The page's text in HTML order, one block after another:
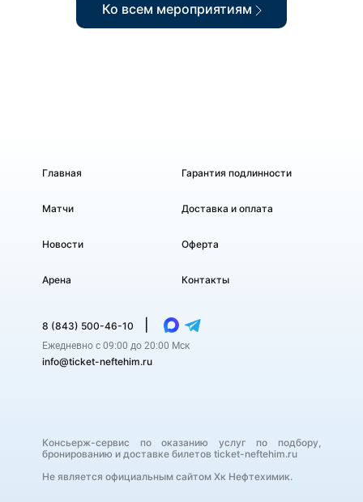
Ко всем мероприятиям
Главная
Матчи
Новости
Арена
Гарантия подлинности
Доставка и оплата
Оферта
Контакты
8 (843) 500-46-10
Ежедневно с 09:00 до 20:00 Мск
info@ticket-neftehim.ru
Консьерж-сервис по оказанию услуг по подбору,
бронированию и доставке билетов ticket-neftehim.ru
Не является официальным сайтом Хк Нефтехимик.